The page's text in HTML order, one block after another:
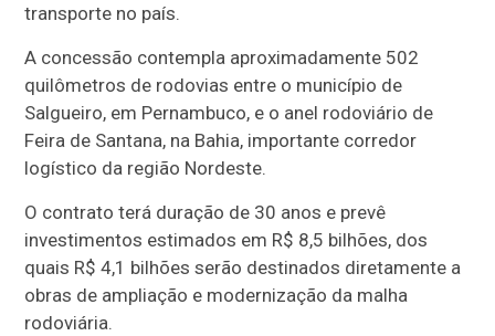
transporte no país.
A concessão contempla aproximadamente 502
quilômetros de rodovias entre o município de
Salgueiro, em Pernambuco, e o anel rodoviário de
Feira de Santana, na Bahia, importante corredor
logístico da região Nordeste.
O contrato terá duração de 30 anos e prevê
investimentos estimados em R$ 8,5 bilhões, dos
quais R$ 4,1 bilhões serão destinados diretamente a
obras de ampliação e modernização da malha
rodoviária.